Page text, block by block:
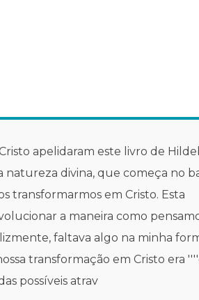
apelidaram este livro de
natureza divina, que começa no
transformarmos em Cristo. Esta
a maneira como
faltava algo na minha
transformação em Cristo era
possíveis atrav